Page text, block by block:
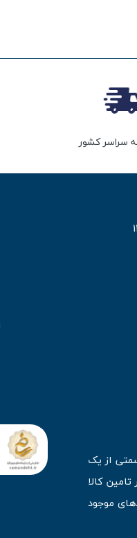
سراسر کشور
اولین روزهای شروع قرن جدید ( فروردین 1401) کار خود را آغاز کرد. از آنجایی که گروه سیب 115 قسمتی از یک
کالا
موجود